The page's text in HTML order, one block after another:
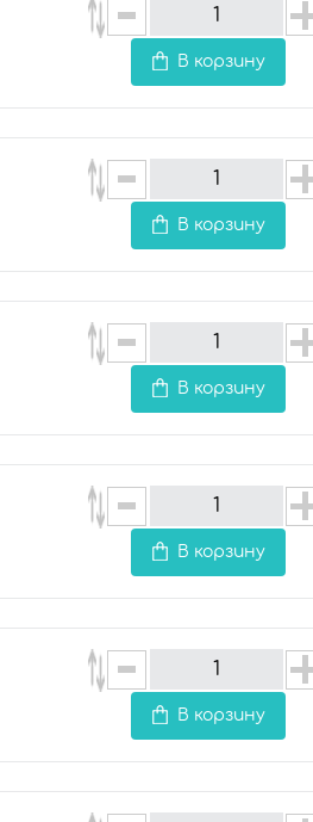
В корзину
В корзину
В корзину
В корзину
В корзину